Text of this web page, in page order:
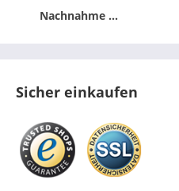
Nachnahme ...
Sicher einkaufen